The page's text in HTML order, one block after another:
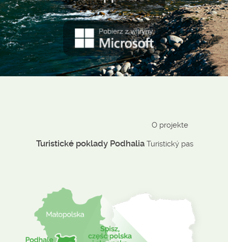
Turistické poklady Podhalia
O projekte
Turistický pas